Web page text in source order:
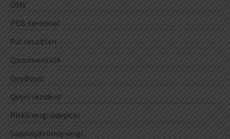
ÖMV
POS-terminal
Pul vəsaitləri
Qanunvericilik
Qeydiyyat
Qeyri-rezident
Riskli vergi ödəyicisi
Sadələşdirilmiş vergi